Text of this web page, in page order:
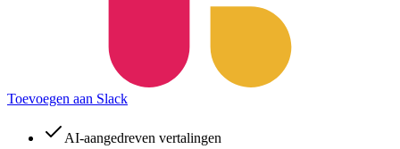
Toevoegen aan Slack
AI-aangedreven vertalingen